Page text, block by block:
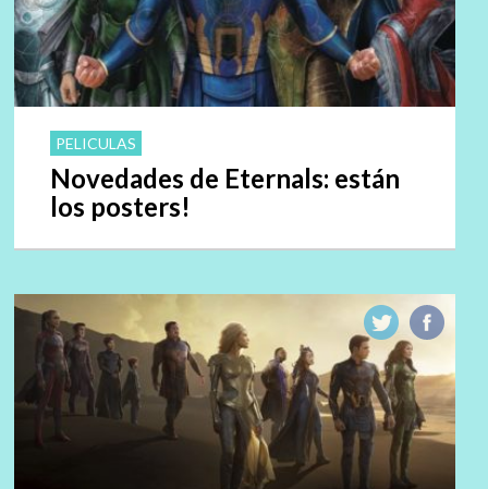
PELICULAS
Novedades de Eternals: están
los posters!